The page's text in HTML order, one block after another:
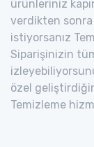
ürünleriniz
verdikten
istiyorsanız
Siparişinizin
özel
Temizleme